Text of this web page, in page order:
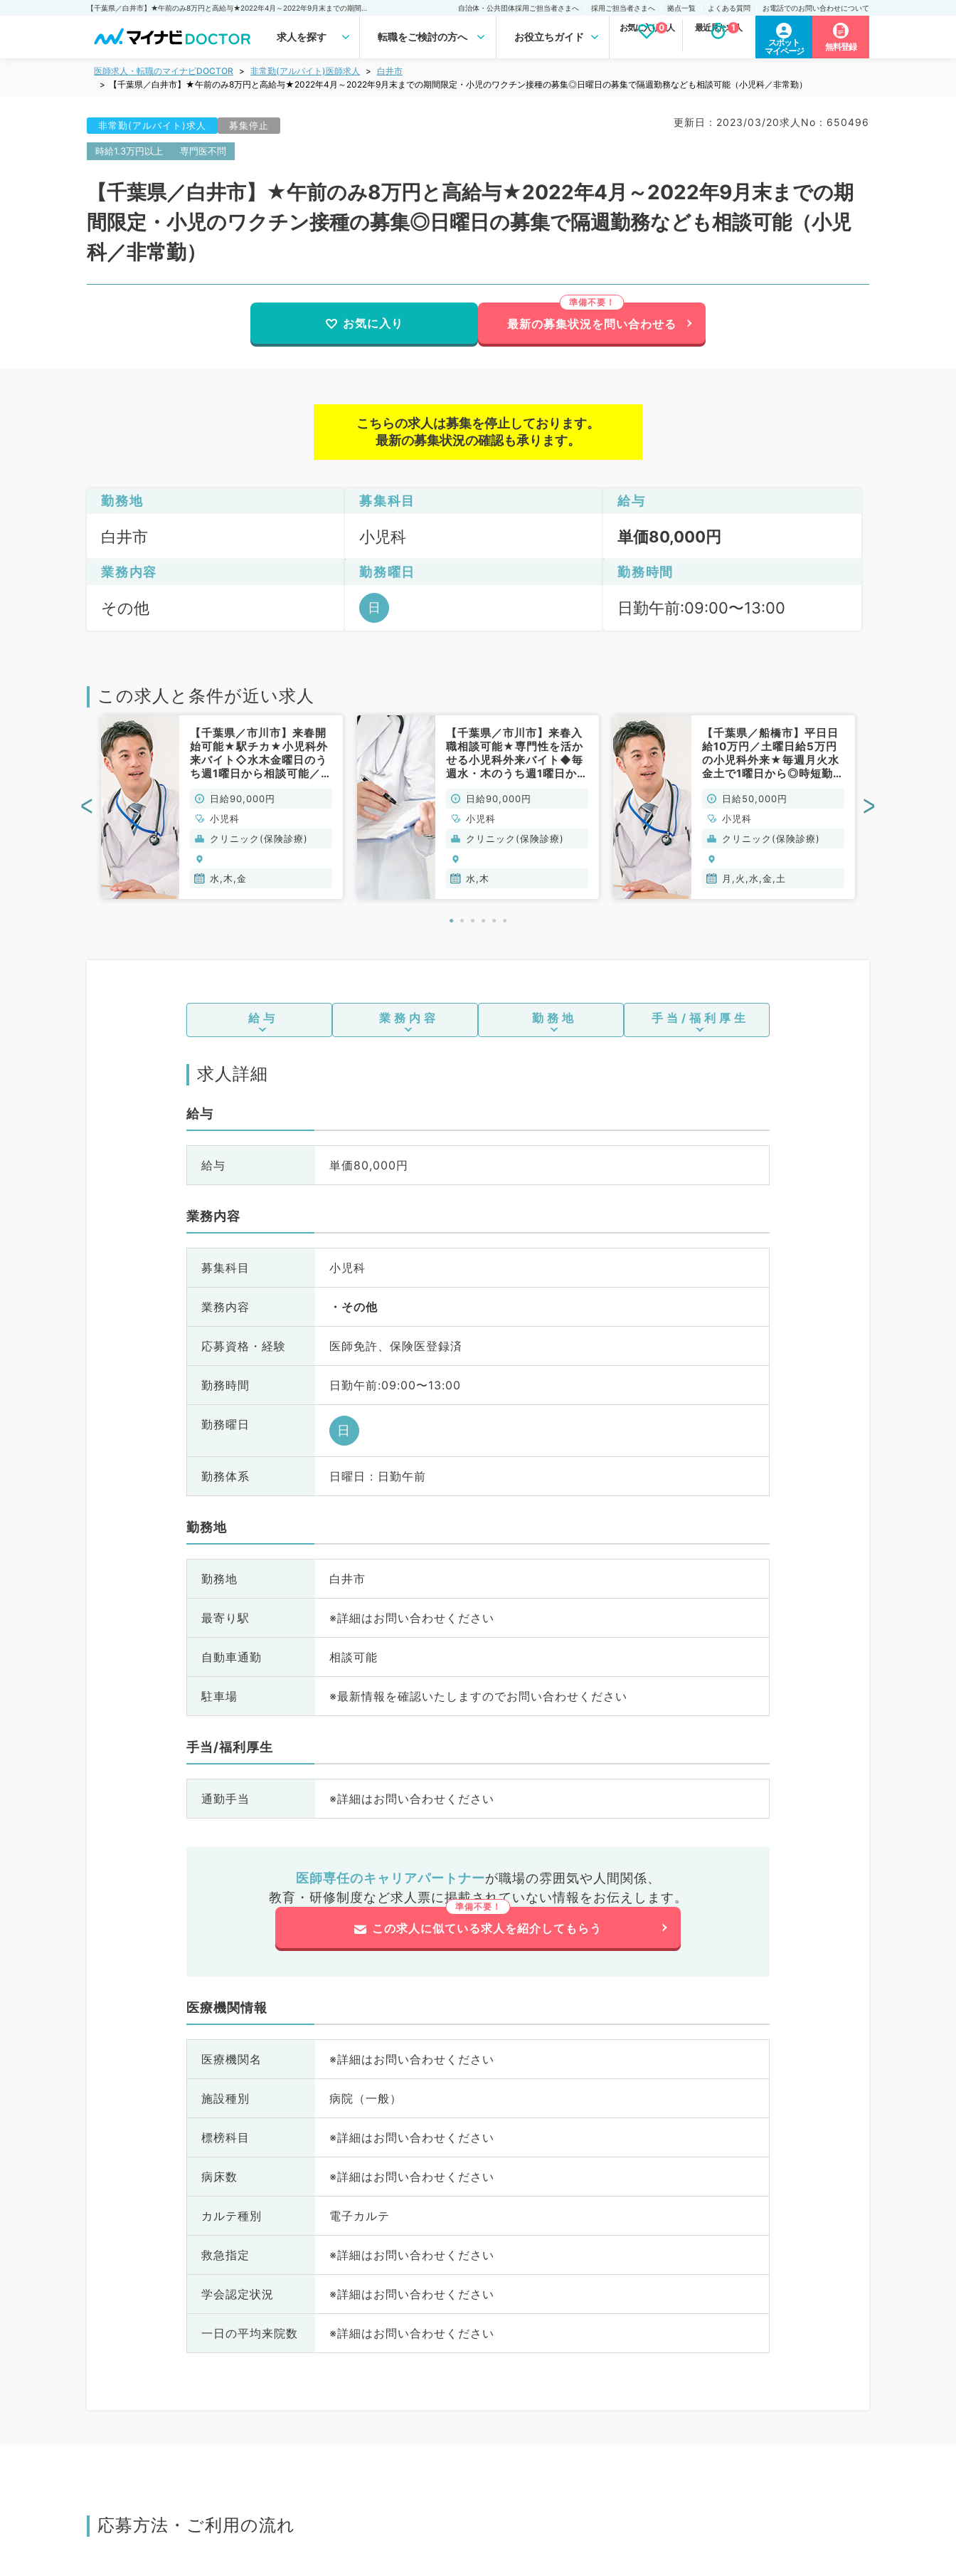
自治体・公共団体採用ご担当者さまへ 採用ご担当者さまへ 拠点一覧 よくある質問 お電話でのお問い合わせについて
求人を探す 転職をご検討の方へ お役立ちガイド
お気に入り求人
0 最近見た求人
1
スポット
マイページ
無料登録
医師求人・転職のマイナビDOCTOR 非常勤(アルバイト)医師求人
白井市
【千葉県／白井市】★午前のみ8万円と高給与★2022年4月～2022年9月末までの期間限定・小児のワクチン接種の募集◎日曜日の募集で隔週勤務なども相談可能（小児科／非常勤）
非常勤(アルバイト)求人 募集停止 更新日 : 2023/03/20求人No : 650496
時給1.3万円以上 専門医不問
【千葉県／白井市】★午前のみ8万円と高給与★2022年4月～2022年9月末までの期
間限定・小児のワクチン接種の募集◎日曜日の募集で隔週勤務なども相談可能（小児
科／非常勤）
お気に入り 最新の募集状況を問い合わせる
こちらの求人は募集を停止しております。
最新の募集状況の確認も承ります。
勤務地
白井市
募集科目
小児科
給与
単価80,000円
業務内容
その他
勤務曜日
日
勤務時間
日勤午前:09:00〜13:00
この求人と条件が近い求人
【千葉県／市川市】来春開
始可能★駅チカ★小児科外
来バイト◇水木金曜日のう
ち週1曜日から相談可能／コ
2名体制（小児科／非常
勤）
日給90,000円
小児科
クリニック(保険診療)
水,木,金
【千葉県／市川市】来春入
職相談可能★専門性を活か
せる小児科外来バイト◆毎
週水・木のうち週1曜日から
◆日給9万円！通勤至便な
駅チカクリニック（小児科
／非常勤）
日給90,000円
小児科
クリニック(保険診療)
水,木
【千葉県／船橋市】平日日
給10万円／土曜日給5万円
の小児科外来★毎週月火水
金土で1曜日から◎時短勤務
です（小児科／非常勤）
日給50,000円
小児科
クリニック(保険診療)
月,火,水,金,土
< >
給与 業務内容 勤務地 手当/福利厚生
求人詳細
給与
給与 単価80,000円
業務内容
募集科目 小児科
業務内容 その他
応募資格・ 経験 医師免許、保険医登録済
勤務時間 日勤午前:09:00〜13:00
勤務曜日 日
勤務体系 日曜日 : 日勤午前
勤務地
勤務地 白井市
最寄り駅 ※詳細はお問い合わせください
自動車通勤 相談可能
駐車場 ※最新情報を確認いたしますのでお問い合わせください
手当/福利厚生
通勤手当 ※詳細はお問い合わせください
医師専任のキャリアパートナーが職場の雰囲気や人間関係、
教育・研修制度など求人票に掲載されていない情報をお伝えします。
この求人に似ている求人を紹介してもらう
医療機関情報
医療機関名 ※詳細はお問い合わせください
施設種別 病院（一般）
標榜科目 ※詳細はお問い合わせください
病床数 ※詳細はお問い合わせください
カルテ種別 電子カルテ
救急指定 ※詳細はお問い合わせください
学会認定状況 ※詳細はお問い合わせください
一日の平均来院数 ※詳細はお問い合わせください
応募方法・ご利用の流れ